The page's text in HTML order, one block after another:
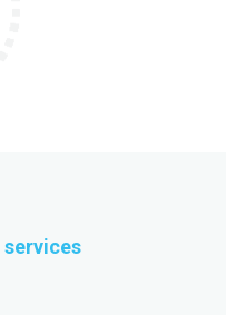
services